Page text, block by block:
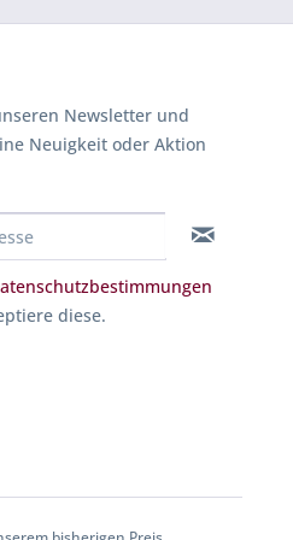
Newsletter und
Neuigkeit oder Aktion
diese.